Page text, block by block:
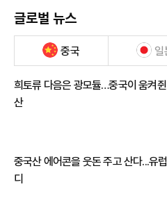
글로벌 뉴스
중국 일
희토류 다음은 광모듈…중국이 움켜
산
중국산 에어콘을 웃돈 주고 산다...유
디